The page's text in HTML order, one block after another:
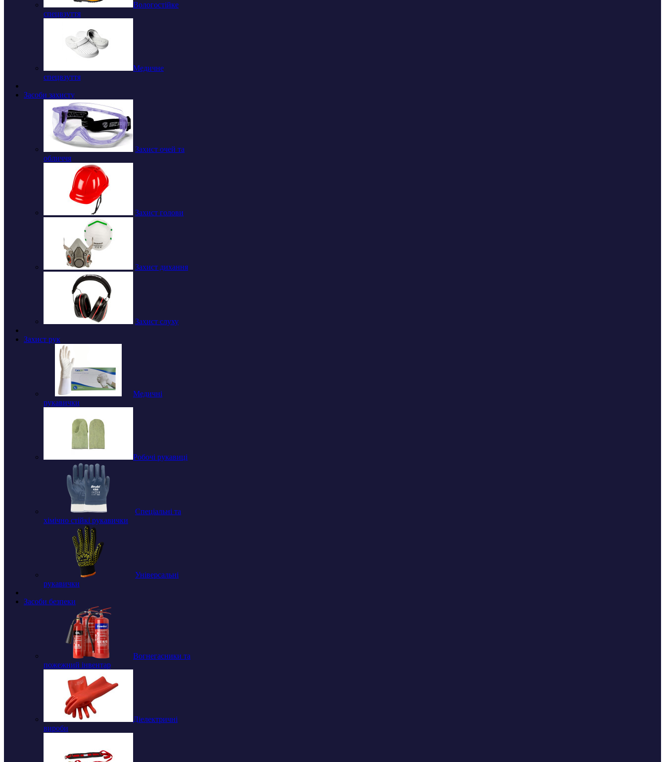
Вологостійке
спецвзуття
Медичне
спецвзуття
Засоби захисту
Захист очей та
обличчя
Захист голови
Захист дихання
Захист слуху
Захист рук
Медичні
рукавички
Робочі рукавиці
Спеціальні та
хімічно стійкі рукавички
Універсальні
рукавички
Засоби безпеки
Вогнегасники та
пожежний інвентар
Діелектричні
вироби